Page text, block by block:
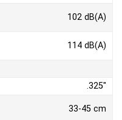
102 dB(A)
114 dB(A)
.325″
33-45 cm